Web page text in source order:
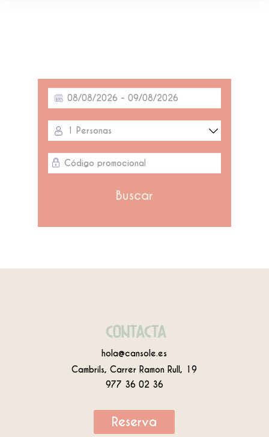
1 Personas
Buscar
CONTACTA
hola@cansole.es
Cambrils, Carrer Ramon Rull, 19
977 36 02 36
Reserva